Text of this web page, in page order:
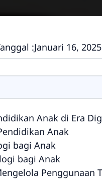
:Januari 16, 2025
Anak di Era
Anak
bagi Anak
bagi Anak
Penggunaan